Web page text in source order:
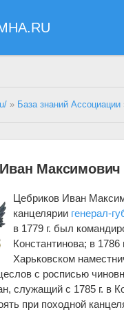
» База знаний Ассоциации
Максимович
Цебриков Иван
канцелярии генерал-
в 1779 г. был
Константинова; в
Харьковском
с росписью
служащий с 1785 г. в
при походной